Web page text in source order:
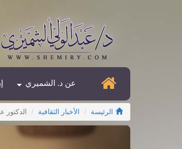
عن د. الشميري
الرئيسة الأخبار الثقافية